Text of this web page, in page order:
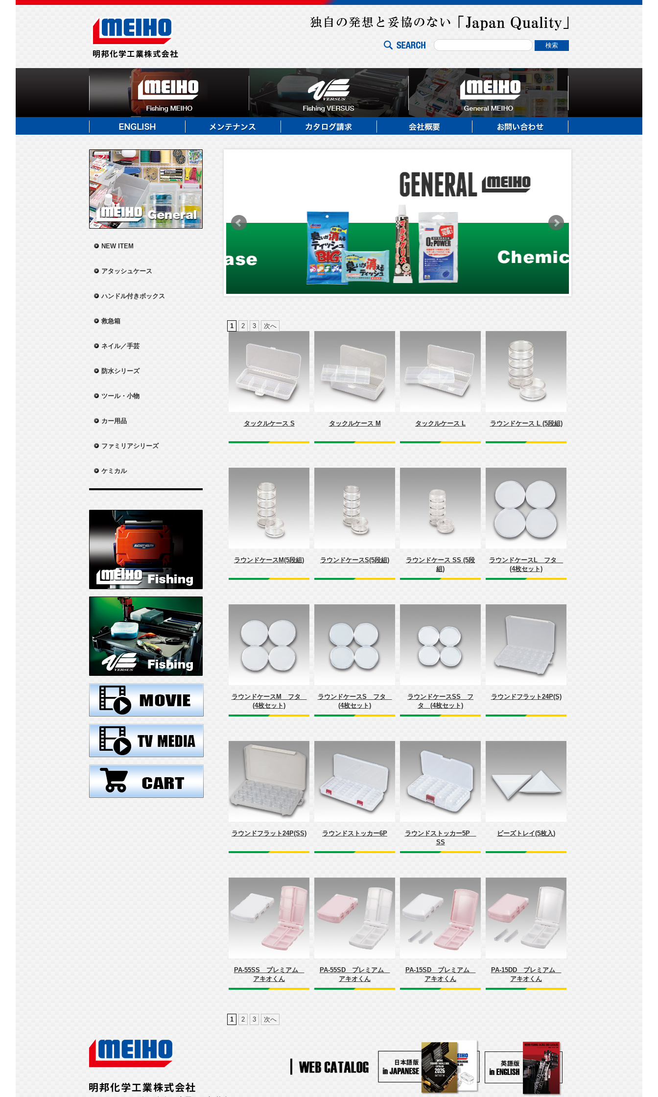
NEW ITEM
アタッシュケース
ハンドル付きボックス
救急箱
ネイル／手芸
防水シリーズ
ツール・小物
カー用品
ファミリアシリーズ
ケミカル
1 2 3 次へ
タックルケース S タックルケース M タックルケース L ラウンドケース L (5段組)
ラウンドケースM(5段組) ラウンドケースS(5段組)
ラウンドケース SS (5段
組)
ラウンドケースL フタ
(4枚セット)
ラウンドケースM フタ
(4枚セット)
ラウンドケースS フタ
(4枚セット)
ラウンドケースSS フ
タ (4枚セット)
ラウンドフラット24P(S)
ラウンドフラット24P(SS) ラウンドストッカー6P
ラウンドストッカー5P
SS
ビーズトレイ(5枚入)
PA-55SS プレミアム
アキオくん
PA-55SD プレミアム
アキオくん
PA-15SD プレミアム
アキオくん
PA-15DD プレミアム
アキオくん
1 2 3 次へ